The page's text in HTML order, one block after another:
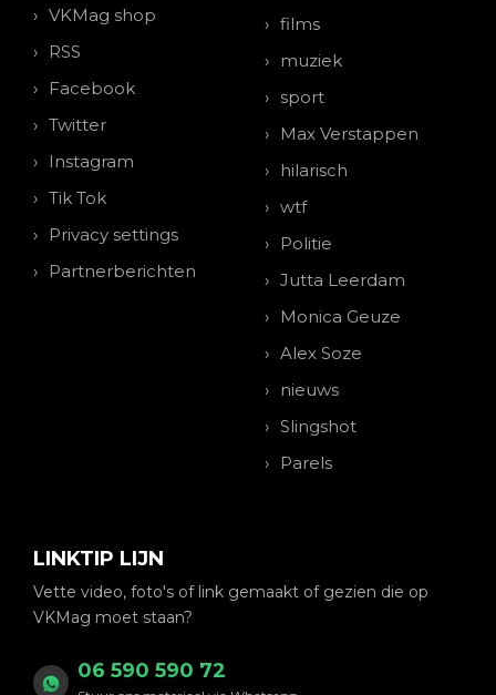
VKMag shop
RSS
Facebook
Twitter
Instagram
Tik Tok
Privacy settings
Partnerberichten
films
muziek
sport
Max Verstappen
hilarisch
wtf
Politie
Jutta Leerdam
Monica Geuze
Alex Soze
nieuws
Slingshot
Parels
LINKTIP LIJN
Vette video, foto's of link gemaakt of gezien die op
VKMag moet staan?
06 590 590 72